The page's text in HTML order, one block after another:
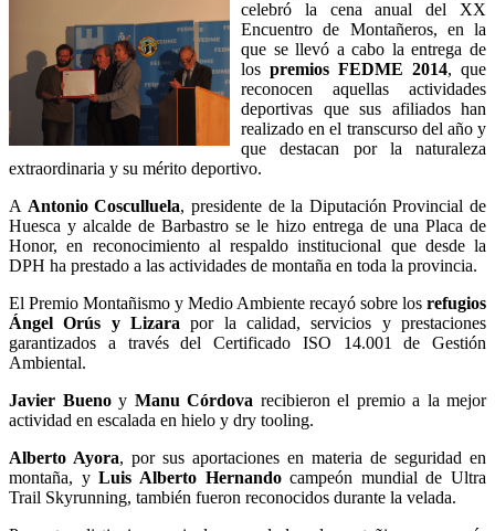
celebró la cena anual del XX
Encuentro de Montañeros, en la
que se llevó a cabo la entrega de
los premios FEDME 2014, que
reconocen aquellas actividades
deportivas que sus afiliados han
realizado en el transcurso del año y
que destacan por la naturaleza
extraordinaria y su mérito deportivo.
A Antonio Cosculluela, presidente de la Diputación Provincial de
Huesca y alcalde de Barbastro se le hizo entrega de una Placa de
Honor, en reconocimiento al respaldo institucional que desde la
DPH ha prestado a las actividades de montaña en toda la provincia.
El Premio Montañismo y Medio Ambiente recayó sobre los refugios
Ángel Orús y Lizara por la calidad, servicios y prestaciones
garantizados a través del Certificado ISO 14.001 de Gestión
Ambiental.
Javier Bueno y Manu Córdova recibieron el premio a la mejor
actividad en escalada en hielo y dry tooling.
Alberto Ayora, por sus aportaciones en materia de seguridad en
montaña, yLuis Alberto Hernandocampeón mundial de Ultra
Trail Skyrunning, también fueron reconocidos durante la velada.